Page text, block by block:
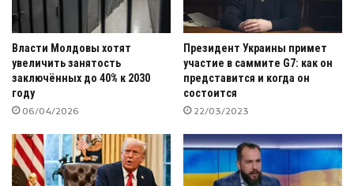
Власти Молдовы хотят
увеличить занятость
заключённых до 40% к 2030
году
06/04/2026
Президент Украины примет
участие в саммите G7: как он
представится и когда он
состоится
22/03/2023